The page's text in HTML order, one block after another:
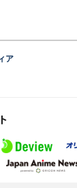
ア